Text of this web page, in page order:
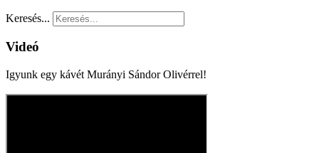
Keresés...
Videó
Igyunk egy kávét Murányi Sándor Olivérrel!